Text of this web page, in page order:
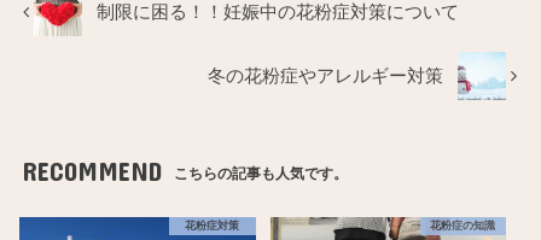
制限に困る！！妊娠中の花粉症対策について
冬の花粉症やアレルギー対策
RECOMMEND こちらの記事も人気です。
花粉症対策 花粉症の知識